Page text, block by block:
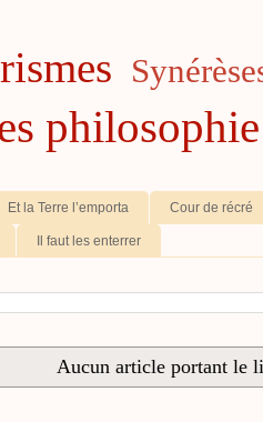
philosophie
Et la Terre l’emporta Cour de récré
Il faut les enterrer
Aucun article portant le